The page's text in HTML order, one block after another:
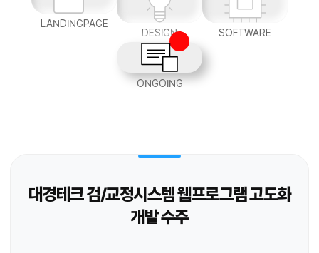
LANDINGPAGE
DESIGN
SOFTWARE
ONGOING
대경테크 검/교정시스템 웹프로그램 고도화
개발 수주